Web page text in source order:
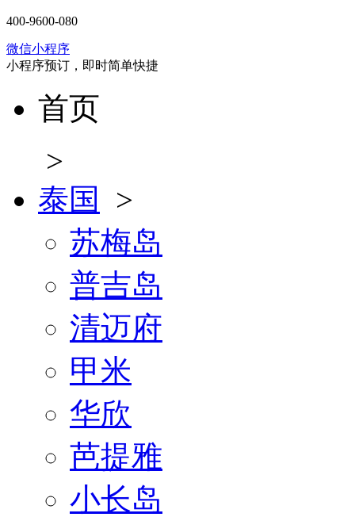
400-9600-080
微信小程序
小程序预订，即时简单快捷
首页
>
泰国
>
苏梅岛
普吉岛
清迈府
甲米
华欣
芭提雅
小长岛